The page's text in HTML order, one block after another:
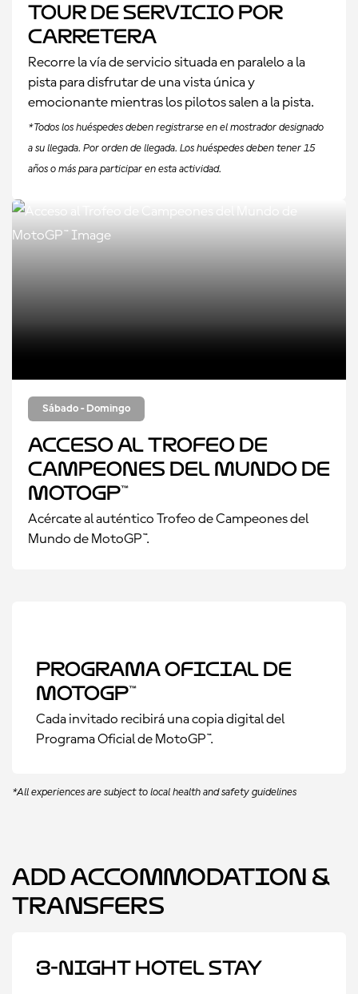
Tour de Servicio por
Carretera
Recorre la vía de servicio situada en paralelo a la
pista para disfrutar de una vista única y
emocionante mientras los pilotos salen a la pista.
*Todos los huéspedes deben registrarse en el mostrador designado
a su llegada. Por orden de llegada. Los huéspedes deben tener 15
años o más para participar en esta actividad.
Sábado - Domingo
Acceso al Trofeo de
Campeones del Mundo de
MotoGP™
Acércate al auténtico Trofeo de Campeones del
Mundo de MotoGP™.
Programa Oficial De
MotoGP™
Cada invitado recibirá una copia digital del
Programa Oficial de MotoGP™.
*All experiences are subject to local health and safety guidelines
Add Accommodation &
Transfers
3-Night Hotel Stay